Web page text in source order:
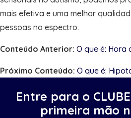
mais efetiva e uma melhor
pessoas no espectro.
Conteúdo Anterior: O que é: Hora
Próximo Conteúdo: O que é:
Entre para o
primeira mão